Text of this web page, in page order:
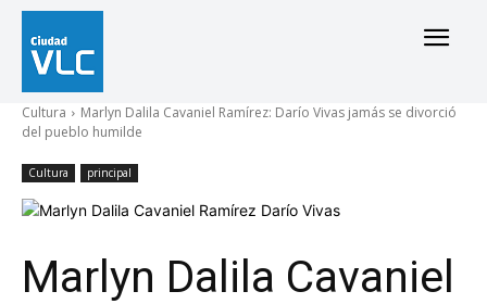
Cultura
Marlyn Dalila Cavaniel Ramírez: Darío Vivas jamás se divorció
del pueblo humilde
Cultura principal
Marlyn Dalila Cavaniel